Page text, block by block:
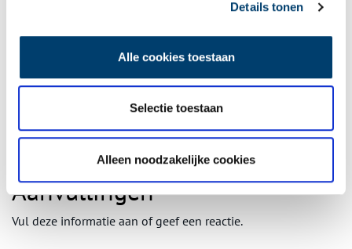
Details tonen
Alle cookies toestaan
Selectie toestaan
Alleen noodzakelijke cookies
laatste erfgoednieuws? Schrijf u dan nu in voor onze
wekelijkse nieuwsbrief!
Bij inschrijving gaat u akkoord met onsprivacybeleid.
Aanvullingen
Vul deze informatie aan of geef een reactie.